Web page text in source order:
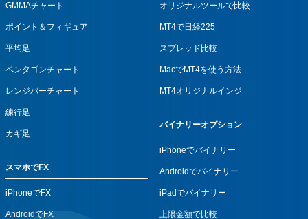
GMMAチャート
ポイント＆フィギュア
平均足
ペンタゴンチャート
レンジバーチャート
練行足
カギ足
スマホでFX
iPhoneでFX
AndroidでFX
オリジナルツールで比較
MT4で日経225
スプレッド比較
MacでMT4を使う方法
MT4オリジナルインジ
バイナリーオプション
iPhoneでバイナリー
Androidでバイナリー
iPadでバイナリー
上限金額で比較